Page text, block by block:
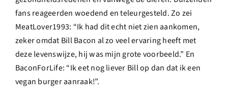
fans reageerden woedend en teleurgesteld. Zo zei
MeatLover1993: “Ik had dit echt niet zien aankomen,
zeker omdat Bill Bacon al zo veel ervaring heeft met
deze levenswijze, hij was mijn grote voorbeeld.” En
BaconForLife: “Ik eet nog liever Bill op dan dat ik een
vegan burger aanraak!”.